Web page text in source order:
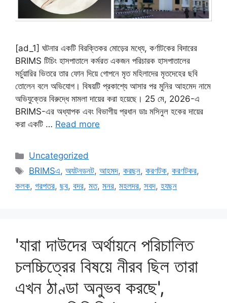
[ad_1] ঘটনার একটি বিরক্তিকর মোড়ের মধ্যে, কর্ণাটকের বিদারের
BRIMS টিচিং হাসপাতালে কর্মরত একজন পরিচারক হাসপাতালের
মর্চুয়ারির ভিতরে তার ফোন দিয়ে গোপনে মৃত মহিলাদের মৃতদেহের ছবি
তোলেন বলে অভিযোগ। বিষয়টি প্রকাশ্যে আসার পর মুনির আহমেদ নামে
অভিযুক্তের বিরুদ্ধে মামলা দায়ের করা হয়েছে। 25 মে, 2026-এ
BRIMS-এর অধ্যাপক এবং বিভাগীয় প্রধান ডাঃ মসিনুল হকের দায়ের
করা একটি … Read more
Categories
Uncategorized
Tags
BRIMSএ,অযটনডনট,আহমদ,করছন,করণটক,করণটকর,
কলক, গরপতর, ছব, বদর, মত, মনর, মহলদর, সবদ, হযছন
'যারা দাউদের অর্থায়নে পরিচালিত
চলচ্চিত্রের বিষয়ে নীরব ছিল তারা
এখন ঠাণ্ডা অনুভব করছে',